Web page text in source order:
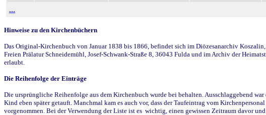
...
Hinweise zu den Kirchenbüchern
Das Original-Kirchenbuch von Januar 1838 bis 1866, befindet sich im Diözesanarchiv
Freien Prälatur Schneidemühl, Josef-Schwank-Straße 8, 36043 Fulda und im Archiv der
erlaubt.
Die Reihenfolge der Einträge
Die ursprüngliche Reihenfolge aus dem Kirchenbuch wurde bei behalten. Ausschlaggebend
Kind eben später getauft. Manchmal kam es auch vor, dass der Taufeintrag vom
vorgenommen. Bei der Verwendung der Liste ist es wichtig, einen gewissen Zeitraum davor